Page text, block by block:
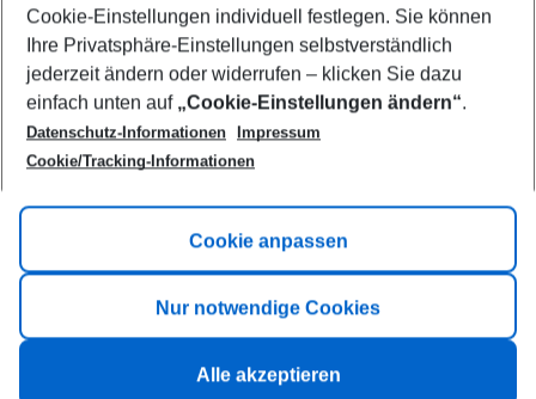
Footer
Footer navigation
Title A
Link A
All rights reserved
Cookie-Einstellungen individuell festlegen. Sie können
Ihre Privatsphäre-Einstellungen selbstverständlich
jederzeit ändern oder widerrufen – klicken Sie dazu
einfach unten auf „Cookie-Einstellungen ändern“.
Datenschutz-Informationen
Impressum
Cookie/Tracking-Informationen
Cookie anpassen
Nur notwendige Cookies
Alle akzeptieren